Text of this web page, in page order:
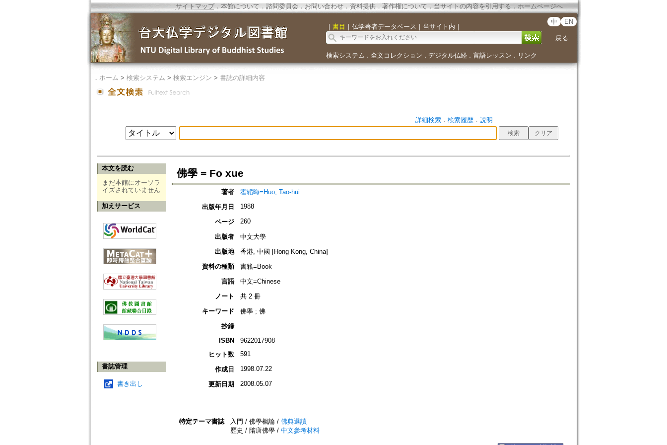
サイトマップ．本館について ． 諮問委員会． お問い合わせ． 資料提供． 著作権について．当サイトの内容を引用する ． ホームページへ
｜ 書目 ｜ 仏学著者データベース ｜ 当サイト内 ｜
中 EN
戻る
検索システム ． 全文コレクション ． デジタル仏経． 言語レッスン ． リンク
． ホーム > 検索システム > 検索エンジン > 書誌の詳細内容
詳細検索． 検索履歴． 説明
本文を読む
まだ本館にオーソラ
イズされていません
加えサービス
書誌管理
書き出し
佛學 = Fo xue
著者
霍韜晦=Huo, Tao-hui
出版年月日
1988
ページ 260
出版者
中文大學
出版地
香港, 中國 [Hong Kong, China]
資料の種類
書籍=Book
言語
中文=Chinese
ノート
共 2 冊
キーワード
佛學 ; 佛
抄録
ISBN
9622017908
ヒット数
591
作成日 1998.07.22
更新日期 2008.05.07
特定テーマ書誌 入門 / 佛學概論 / 佛典選讀
歷史 / 隋唐佛學 / 中文參考材料